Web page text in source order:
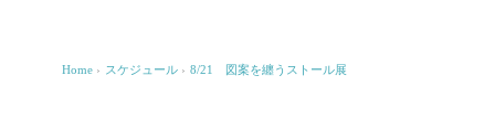
Home › スケジュール › 8/21 図案を纏うストール展